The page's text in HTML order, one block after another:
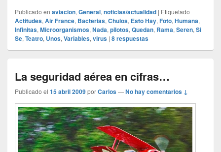
Publicado en aviacion, General, noticias/actualidad | Etiquetado
Actitudes, Air France, Bacterias, Chulos, Esto Hay, Foto, Humana,
Infinitas, Microorganismos, Nada, pilotos, Quedan, Rama, Seren, Si
Se, Teatro, Unos, Variables, virus | 8respuestas
La seguridad aérea en cifras…
Publicado el 15 abril 2009porCarlos—No hay comentarios ↓